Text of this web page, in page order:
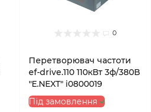
0
Перетворювач частоти
ef-drive.110 110кВт 3ф/380В
"E.NEXT" i0800019
Під замовлення